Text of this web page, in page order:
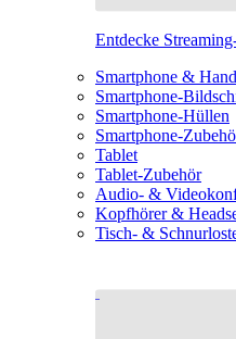
Entdecke
Smartphone &
Smartphone-
Smartphone-Hüllen
Smartphone-
Tablet
Tablet-Zubehör
Audio- &
Kopfhörer &
Tisch- &